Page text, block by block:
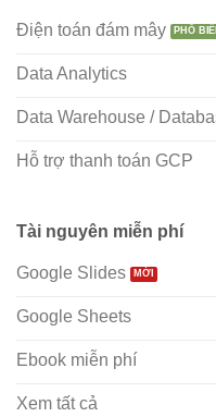
Điện toán đám mây
Data Analytics
Data Warehouse /
Hỗ trợ thanh toán GCP
Tài nguyên miễn phí
Google Slides
Google Sheets
Ebook miễn phí
Xem tất cả